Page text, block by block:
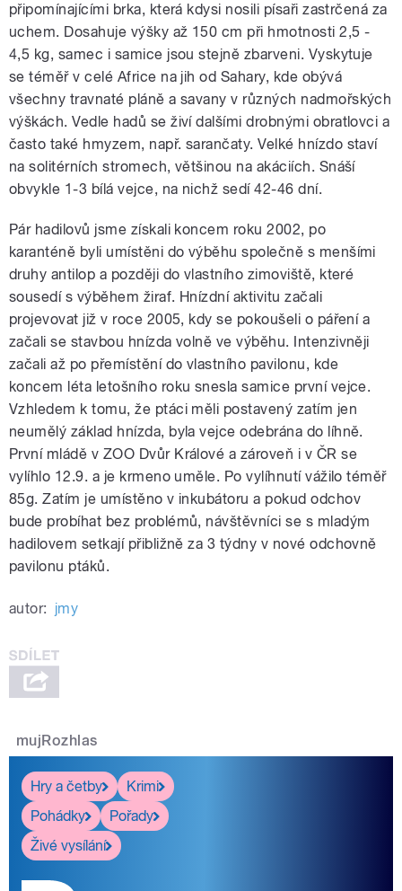
připomínajícími brka, která kdysi nosili písaři zastrčená za
uchem. Dosahuje výšky až 150 cm při hmotnosti 2,5 -
4,5 kg, samec i samice jsou stejně zbarveni. Vyskytuje
se téměř v celé Africe na jih od Sahary, kde obývá
všechny travnaté pláně a savany v různých nadmořských
výškách. Vedle hadů se živí dalšími drobnými obratlovci a
často také hmyzem, např. sarančaty. Velké hnízdo staví
na solitérních stromech, většinou na akáciích. Snáší
obvykle 1-3 bílá vejce, na nichž sedí 42-46 dní.
Pár hadilovů jsme získali koncem roku 2002, po
karanténě byli umístěni do výběhu společně s menšími
druhy antilop a později do vlastního zimoviště, které
sousedí s výběhem žiraf. Hnízdní aktivitu začali
projevovat již v roce 2005, kdy se pokoušeli o páření a
začali se stavbou hnízda volně ve výběhu. Intenzivněji
začali až po přemístění do vlastního pavilonu, kde
koncem léta letošního roku snesla samice první vejce.
Vzhledem k tomu, že ptáci měli postavený zatím jen
neumělý základ hnízda, byla vejce odebrána do líhně.
První mládě v ZOO Dvůr Králové a zároveň i v ČR se
vylíhlo 12.9. a je krmeno uměle. Po vylíhnutí vážilo téměř
85g. Zatím je umístěno v inkubátoru a pokud odchov
bude probíhat bez problémů, návštěvníci se s mladým
hadilovem setkají přibližně za 3 týdny v nové odchovně
pavilonu ptáků.
autor: jmy
mujRozhlas
Hry a četby
Krimi
Pohádky
Pořady
Živé vysílání